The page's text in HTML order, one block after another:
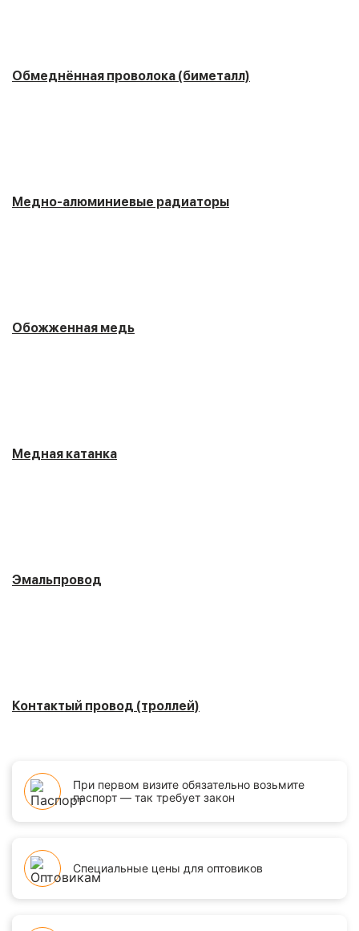
Обмеднённая проволока (биметалл)
Медно-алюминиевые радиаторы
Обожженная медь
Медная катанка
Эмальпровод
Контактый провод (троллей)
При первом визите обязательно возьмите
паспорт — так требует закон
Специальные цены для оптовиков